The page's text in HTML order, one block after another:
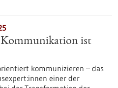
ist
kommunizieren – das
einer der